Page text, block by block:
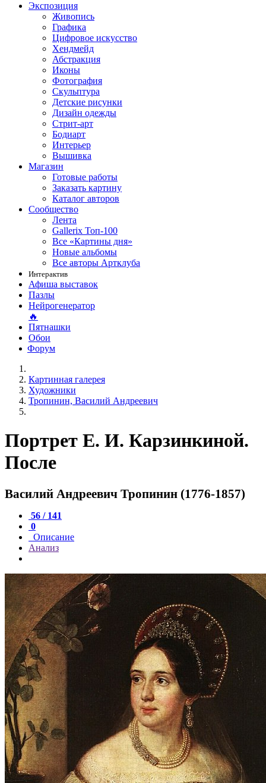
Экспозиция
Живопись
Графика
Цифровое искусство
Хендмейд
Абстракция
Иконы
Фотография
Скульптура
Детские рисунки
Дизайн одежды
Стрит-арт
Бодиарт
Интерьер
Вышивка
Магазин
Готовые работы
Заказать картину
Каталог авторов
Сообщество
Лента
Gallerix Топ-100
Все «Картины дня»
Новые альбомы
Все авторы Артклуба
Интерактив
Афиша выставок
Пазлы
Нейрогенератор
🔥
Пятнашки
Обои
Форум
Картинная галерея
Художники
Тропинин, Василий Андреевич
Портрет Е. И. Карзинкиной.
После
Василий Андреевич Тропинин (1776-1857)
56 / 141
0
Описание
Анализ